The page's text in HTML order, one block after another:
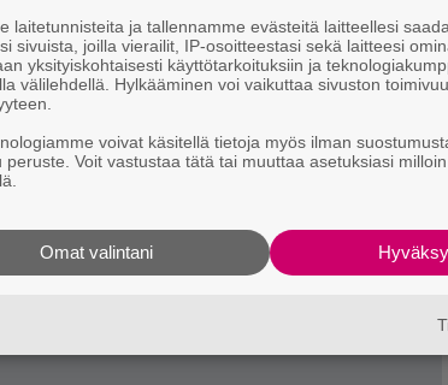
laitetunnisteita ja tallennamme evästeitä laitteellesi
sivuista, joilla vierailit, IP-osoitteestasi sekä laitteesi
yksityiskohtaisesti käyttötarkoituksiin ja
välilehdellä. Hylkääminen voi vaikuttaa sivuston
voivat käsitellä tietoja myös ilman
peruste. Voit vastustaa tätä tai muuttaa asetuksiasi
Omat valintani